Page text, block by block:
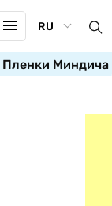
RU
Пленки Миндича